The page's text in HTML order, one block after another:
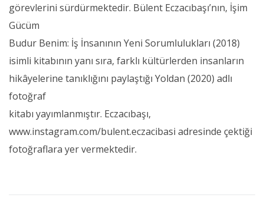
görevlerini sürdürmektedir. Bülent Eczacıbaşı’nın, İşim
Gücüm
Budur Benim: İş İnsanının Yeni Sorumlulukları (2018)
isimli kitabının yanı sıra, farklı kültürlerden insanların
hikâyelerine tanıklığını paylaştığı Yoldan (2020) adlı
fotoğraf
kitabı yayımlanmıştır. Eczacıbaşı,
www.instagram.com/bulent.eczacibasi adresinde çektiği
fotoğraflara yer vermektedir.